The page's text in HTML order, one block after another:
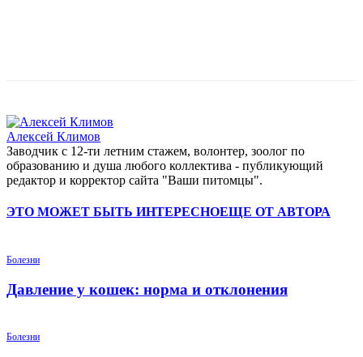
Алексей Климов
Заводчик c 12-ти летним стажем, волонтер, зоолог по
образованию и душа любого коллектива - публикующий
редактор и корректор сайта "Ваши питомцы".
ЭТО МОЖЕТ БЫТЬ ИНТЕРЕСНОЕЩЕ ОТ АВТОРА
Болезни
Давление у кошек: норма и отклонения
Болезни